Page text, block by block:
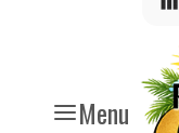
Menu